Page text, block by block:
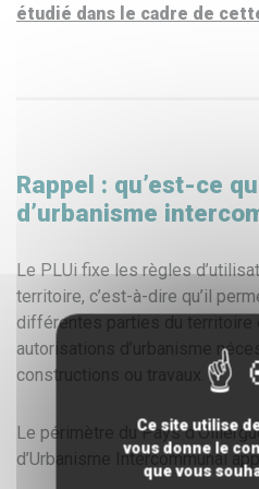
étudié dans le cadre de
Rappel : qu’est-ce
d’urbanisme
Le PLUi fixe les règles
territoire, c’est-à-dire qu’il
différentes parties du territoire
autorisations d’urbanisme
constructions ou travaux.
Le périmètre du Pays
d’Urbanisme Intercommunal
Ce site utilise
vous donne le
que vous